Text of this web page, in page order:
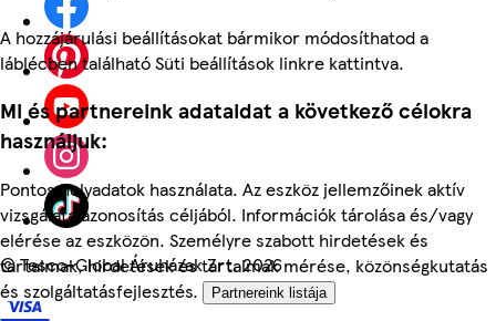
A hozzájárulási beállításokat bármikor módosíthatod a
láblécben található Süti beállítások linkre kattintva.
Mi és partnereink adataidat a következő célokra
használjuk:
Pontos helyadatok használata. Az eszköz jellemzőinek aktív
vizsgálata azonosítás céljából. Információk tárolása és/vagy
elérése az eszközön. Személyre szabott hirdetések és
tartalmak, hirdetések és tartalmak mérése, közönségkutatás
és szolgáltatásfejlesztés.
Partnereink listája
©Tesco-Global Áruházak Zrt. 2026